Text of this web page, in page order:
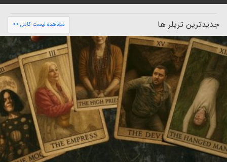
جدیدترین تریلر ها مشاهده لیست کامل >>